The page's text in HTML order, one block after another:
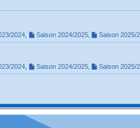
2024, Saison 2024/2025, Saison 2025/
2024, Saison 2024/2025, Saison 2025/